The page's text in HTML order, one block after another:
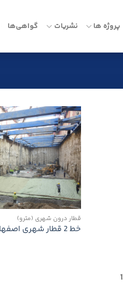
پروژه ها نشریات گواهی‌ها
1
قطار درون شهری (مترو)
خط 2 قطار شهری اصفهان